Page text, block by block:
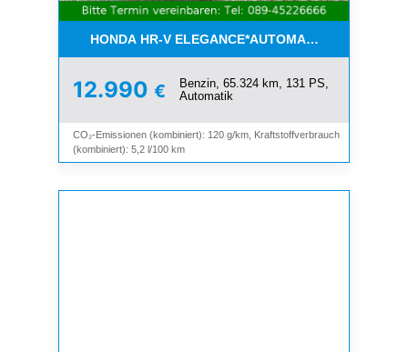
HONDA HR-V
12.990 €
Benzin, 65.324 km, 131 PS,
Automatik
CO₂-Emissionen (kombiniert): 120 g/km, Kraftstoffverbrauch
(kombiniert): 5,2 l/100 km